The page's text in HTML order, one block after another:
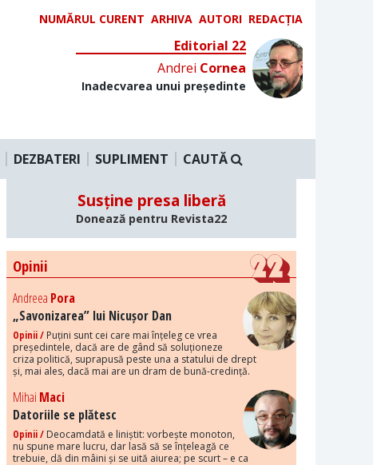
NUMĂRUL CURENT ARHIVA AUTORI REDACȚIA
Editorial 22
Andrei Cornea
Inadecvarea unui președinte
DEZBATERI SUPLIMENT CAUTĂ
Susține presa liberă
Donează pentru Revista22
Opinii
Andreea Pora
„Savonizarea” lui Nicușor Dan
Opinii / Puțini sunt cei care mai înțeleg ce vrea
președintele, dacă are de gând să soluționeze
criza politică, suprapusă peste una a statului de drept
și, mai ales, dacă mai are un dram de bună-credință.
Mihai Maci
Datoriile se plătesc
Opinii / Deocamdată e liniștit: vorbește monoton,
nu spune mare lucru, dar lasă să se înțeleagă ce
trebuie, dă din mâini și se uită aiurea; pe scurt – e ca